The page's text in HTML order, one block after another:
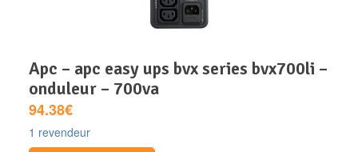
apc – apc easy ups bvx series bvx700li –
onduleur – 700va
94.38€
1 revendeur